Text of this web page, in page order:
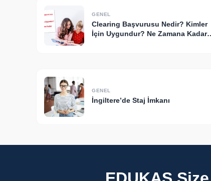
GENEL
Clearing Başvurusu Nedir? Kimler
İçin Uygundur? Ne Zamana Kadar
GENEL
İngiltere’de Staj İmkanı